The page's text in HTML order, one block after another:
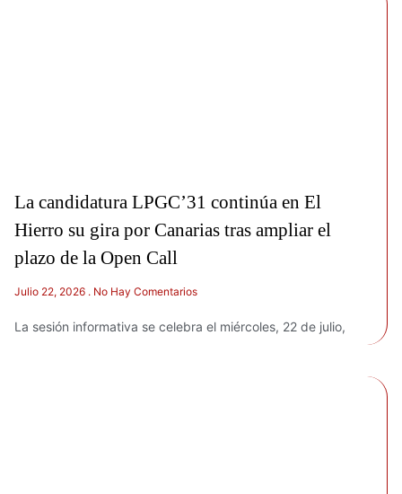
La candidatura LPGC’31 continúa en El
Hierro su gira por Canarias tras ampliar el
plazo de la Open Call
Julio 22, 2026 No Hay Comentarios
La sesión informativa se celebra el miércoles, 22 de julio,